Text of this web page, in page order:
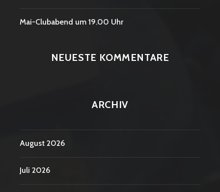
Mai-Clubabend um 19.00 Uhr
NEUESTE KOMMENTARE
ARCHIV
August 2026
Juli 2026